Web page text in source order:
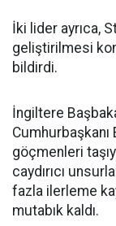
İki lider ayrıca,
geliştirilmesi
bildirdi.
İngiltere
Cumhurbaşkanı
göçmenleri
caydırıcı
fazla ilerleme
mutabık kaldı.